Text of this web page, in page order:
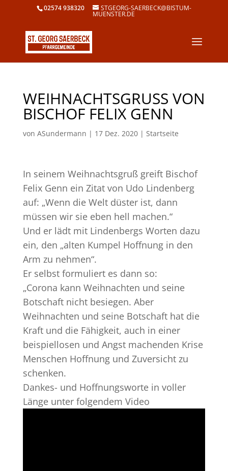
02574 938320 STGEORG-SAERBECK@BISTUM-
MUENSTER.DE
WEIHNACHTSGRUSS VON B
ISCHOF FELIX GENN
von ASundermann | 17 Dez. 2020| Startseite
In seinem Weihnachtsgruß greift Bischof
Felix Genn ein Zitat von Udo Lindenberg
auf: „Wenn die Welt düster ist, dann
müssen wir sie eben hell machen.“
Und er lädt mit Lindenbergs Worten dazu
ein, den „alten Kumpel Hoffnung in den
Arm zu nehmen“.
Er selbst formuliert es dann so:
„Corona kann Weihnachten und seine
Botschaft nicht besiegen. Aber
Weihnachten und seine Botschaft hat die
Kraft und die Fähigkeit, auch in einer
beispiellosen und Angst machenden Krise
Menschen Hoffnung und Zuversicht zu
schenken.
Dankes- und Hoffnungsworte in voller
Länge unter folgendem Video